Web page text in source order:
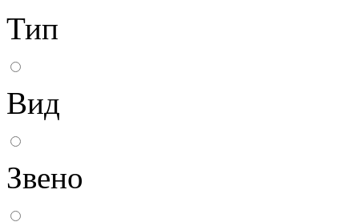
Тип
Вид
Звено